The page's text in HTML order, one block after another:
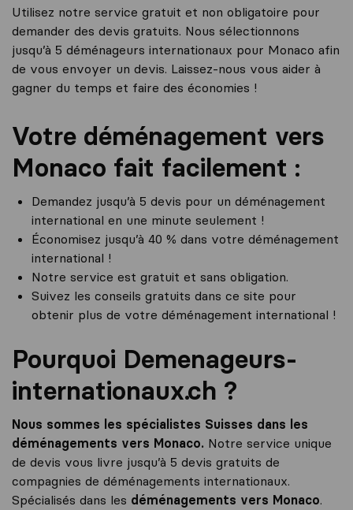
Utilisez notre service gratuit et non obligatoire pour
demander des devis gratuits. Nous sélectionnons
jusqu’à 5 déménageurs internationaux pour Monaco afin
de vous envoyer un devis. Laissez-nous vous aider à
gagner du temps et faire des économies !
Votre déménagement vers
Monaco fait facilement :
Demandez jusqu’à 5 devis pour un déménagement
international en une minute seulement !
Économisez jusqu’à 40 % dans votre déménagement
international !
Notre service est gratuit et sans obligation.
Suivez les conseils gratuits dans ce site pour
obtenir plus de votre déménagement international !
Pourquoi Demenageurs-
internationaux.ch ?
Nous sommes les spécialistes Suisses dans les
déménagements vers Monaco. Notre service unique
de devis vous livre jusqu’à 5 devis gratuits de
compagnies de déménagements internationaux.
Spécialisés dans les déménagements vers Monaco.